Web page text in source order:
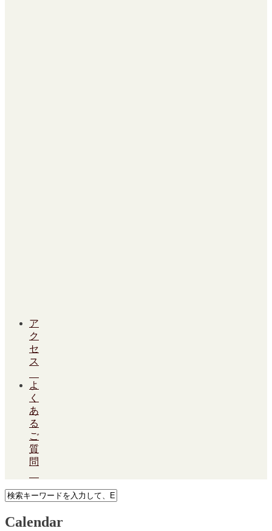
ア
ク
セ
ス
よ
く
あ
る
ご
質
問
Calendar